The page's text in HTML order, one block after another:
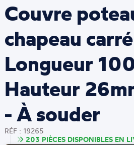
Couvre
chapeau
Longueur
Hauteur
- À souder
RÉF : 19265
203 PIÈCES DISPONIBLES EN